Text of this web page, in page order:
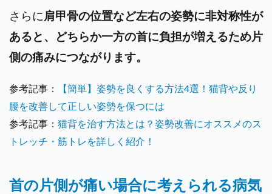
さらに肩甲骨の位置など左右の姿勢に非対称性が
あると、どちらか一方の首に負担が増えるため片
側の痛みにつながります。
参考記事：
【簡単】姿勢を良くする方法4選！猫背や反り
腰を改善して正しい姿勢を保つには
参考記事： 猫背を治す方法とは？姿勢改善にオススメのス
トレッチ・筋トレを詳しく紹介！
首の片側が痛い場合に考えられる病気